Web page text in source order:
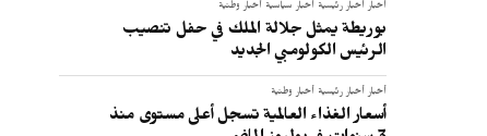
أخبار أخبار رئيسية أخبار سياسية أخبار وطنية
بوريطة يمثل جلالة الملك في حفل تنصيب
الرئيس الكولومبي الجديد
أخبار أخبار رئيسية أخبار وطنية
أسعار الغذاء العالمية تسجل أعلى مستوى منذ